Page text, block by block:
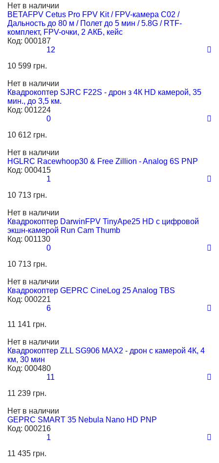
Нет в наличии
BETAFPV Cetus Pro FPV Kit / FPV-камера C02 /
Дальность до 80 м / Полет до 5 мин / 5.8G / RTF-
комплект, FPV-очки, 2 АКБ, кейс
Код: 000187
12
10 599 грн.
Нет в наличии
Квадрокоптер SJRC F22S - дрон з 4К HD камерой, 35
мин., до 3,5 км.
Код: 001224
0
10 612 грн.
Нет в наличии
HGLRC Racewhoop30 & Free Zillion - Analog 6S PNP
Код: 000415
1
10 713 грн.
Нет в наличии
Квадрокоптер DarwinFPV TinyApe25 HD с цифровой
экшн-камерой Run Cam Thumb
Код: 001130
0
10 713 грн.
Нет в наличии
Квадрокоптер GEPRC CineLog 25 Analog TBS
Код: 000221
6
11 141 грн.
Нет в наличии
Квадрокоптер ZLL SG906 MAX2 - дрон с камерой 4К, 4
км, 30 мин
Код: 000480
11
11 239 грн.
Нет в наличии
GEPRC SMART 35 Nebula Nano HD PNP
Код: 000216
1
11 435 грн.